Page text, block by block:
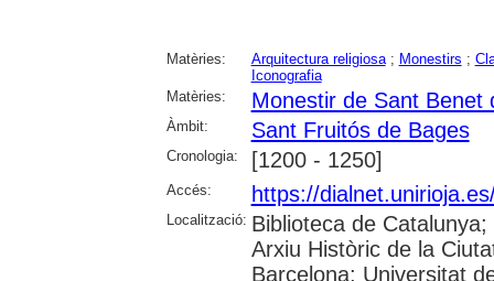
Matèries: Arquitectura religiosa; Monestirs ;
Iconografia
Matèries:
Monestir de Sant Benet
Àmbit: Sant Fruitós de Bages
Cronologia: [1200 - 1250]
Accés: https://
Localització: Biblioteca de
Arxiu Històric de la
Barcelona; Universitat